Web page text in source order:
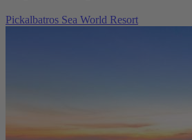
Pickalbatros Sea World Resort